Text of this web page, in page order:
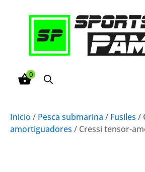
0
Inicio / Pesca submarina / Fusiles /
amortiguadores / Cressi tensor-